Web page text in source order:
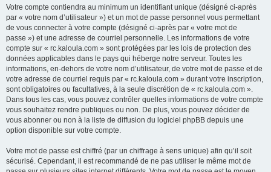
Votre compte contiendra au minimum un identifiant unique (désigné ci-après
par « votre nom d’utilisateur ») et un mot de passe personnel vous permettant
de vous connecter à votre compte (désigné ci-après par « votre mot de
passe ») et une adresse de courriel personnelle. Les informations de votre
compte sur « rc.kaloula.com » sont protégées par les lois de protection des
données applicables dans le pays qui héberge notre serveur. Toutes les
informations, en-dehors de votre nom d’utilisateur, de votre mot de passe et de
votre adresse de courriel requis par « rc.kaloula.com » durant votre inscription,
sont obligatoires ou facultatives, à la seule discrétion de « rc.kaloula.com ».
Dans tous les cas, vous pouvez contrôler quelles informations de votre compte
vous souhaitez rendre publiques ou non. De plus, vous pouvez décider de
vous abonner ou non à la liste de diffusion du logiciel phpBB depuis une
option disponible sur votre compte.
Votre mot de passe est chiffré (par un chiffrage à sens unique) afin qu’il soit
sécurisé. Cependant, il est recommandé de ne pas utiliser le même mot de